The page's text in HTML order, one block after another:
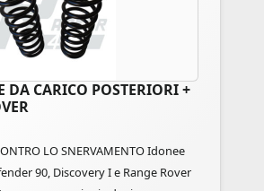
DA CARICO POSTERIORI +
LO SNERVAMENTO Idonee
90, Discovery I e Range Rover